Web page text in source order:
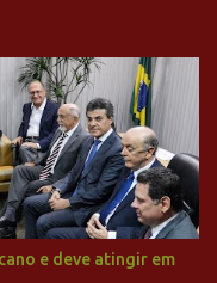
emergenciais e
O projeto apresentado
inicial, com
bilhão a partir de agora,
do futebol, além de
um dos mais icônicos
Itatiaia Fonte:
SITUAÇÃO DO
e deve atingir em